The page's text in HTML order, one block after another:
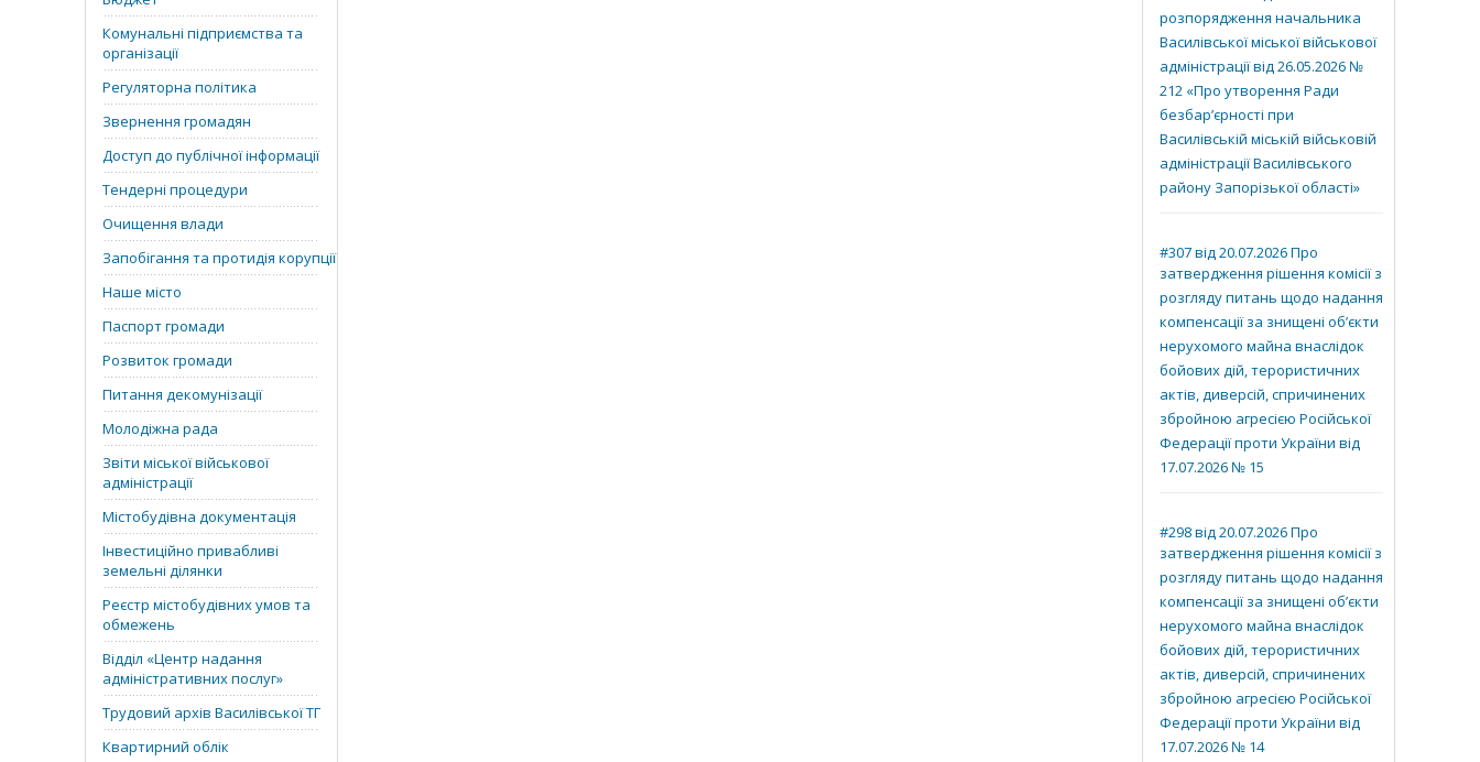
Комунальні підприємства та
організації
Регуляторна політика
Звернення громадян
Доступ до публічної інформації
Тендерні процедури
Очищення влади
Запобігання та протидія корупції
Наше місто
Паспорт громади
Розвиток громади
Питання декомунізації
Молодіжна рада
Звіти міської військової
адміністрації
Містобудівна документація
Інвестиційно привабливі
земельні ділянки
Реєстр містобудівних умов та
обмежень
Відділ «‎Центр надання
адміністративних послуг»
Трудовий архів Василівської ТГ
Квартирний облік
розпорядження начальника
Василівської міської військової
адміністрації від 26.05.2026 №
212 «Про утворення Ради
безбар’єрності при
Василівській міській військовій
адміністрації Василівського
району Запорізької області»
#307 від 20.07.2026 Про
затвердження рішення комісії з
розгляду питань щодо надання
компенсації за знищені об’єкти
нерухомого майна внаслідок
бойових дій, терористичних
актів, диверсій, спричинених
збройною агресією Російської
Федерації проти України від
17.07.2026 № 15
#298 від 20.07.2026 Про
затвердження рішення комісії з
розгляду питань щодо надання
компенсації за знищені об’єкти
нерухомого майна внаслідок
бойових дій, терористичних
актів, диверсій, спричинених
збройною агресією Російської
Федерації проти України від
17.07.2026 № 14